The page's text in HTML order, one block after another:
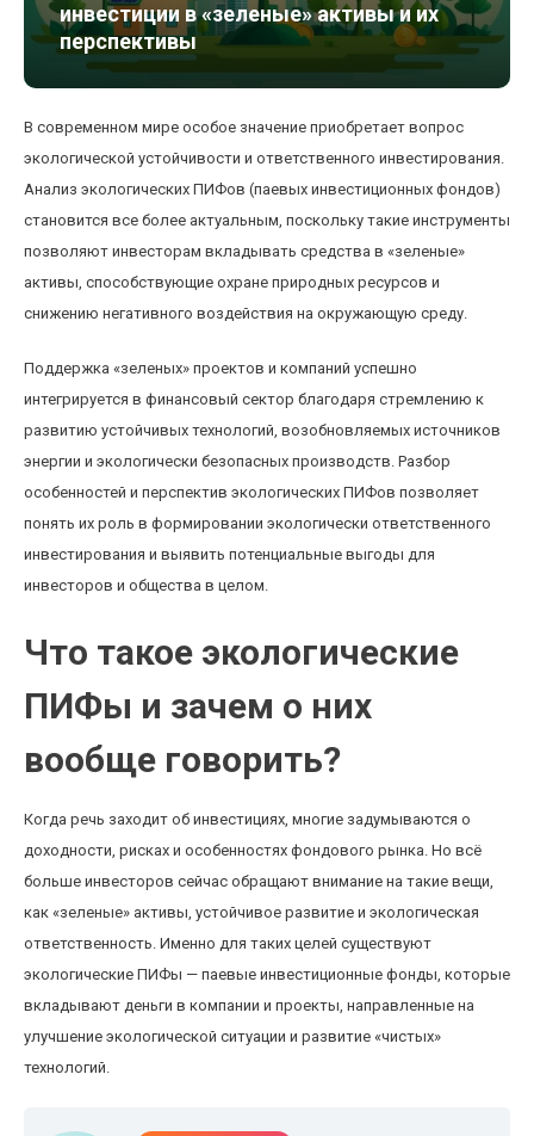
инвестиции в «зеленые» активы и их
перспективы
В современном мире особое значение приобретает вопрос
экологической устойчивости и ответственного инвестирования.
Анализ экологических ПИФов (паевых инвестиционных фондов)
становится все более актуальным, поскольку такие инструменты
позволяют инвесторам вкладывать средства в «зеленые»
активы, способствующие охране природных ресурсов и
снижению негативного воздействия на окружающую среду.
Поддержка «зеленых» проектов и компаний успешно
интегрируется в финансовый сектор благодаря стремлению к
развитию устойчивых технологий, возобновляемых источников
энергии и экологически безопасных производств. Разбор
особенностей и перспектив экологических ПИФов позволяет
понять их роль в формировании экологически ответственного
инвестирования и выявить потенциальные выгоды для
инвесторов и общества в целом.
Что такое экологические
ПИФы и зачем о них
вообще говорить?
Когда речь заходит об инвестициях, многие задумываются о
доходности, рисках и особенностях фондового рынка. Но всё
больше инвесторов сейчас обращают внимание на такие вещи,
как «зеленые» активы, устойчивое развитие и экологическая
ответственность. Именно для таких целей существуют
экологические ПИФы — паевые инвестиционные фонды, которые
вкладывают деньги в компании и проекты, направленные на
улучшение экологической ситуации и развитие «чистых»
технологий.